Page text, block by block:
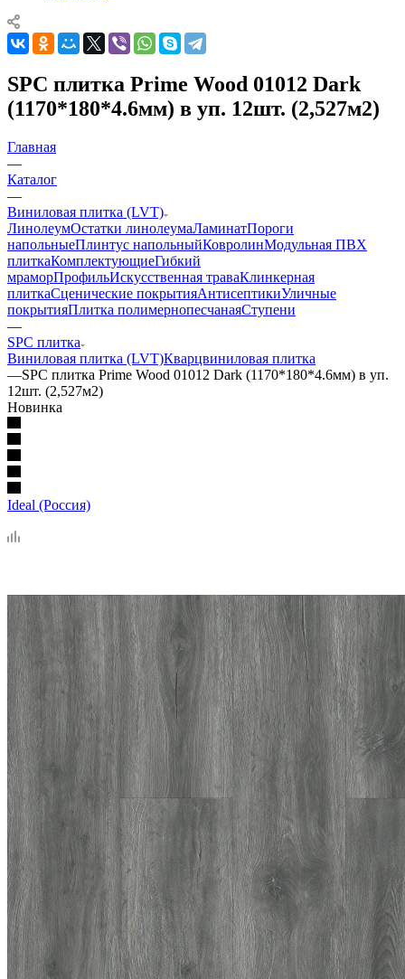
SPC плитка Prime Wood 01012 Dark
(1170*180*4.6мм) в уп. 12шт. (2,527м2)
Главная
—
Каталог
—
Виниловая плитка (LVT)
ЛинолеумОстатки линолеумаЛаминатПороги
напольныеПлинтус напольныйКовролинМодульная ПВХ
плиткаКомплектующиеГибкий
мраморПрофильИскусственная траваКлинкерная
плиткаСценические покрытияАнтисептикиУличные
покрытияПлитка полимернопесчанаяСтупени
—
SPC плитка
Виниловая плитка (LVT)Кварцвиниловая плитка
—SPC плитка Prime Wood 01012 Dark (1170*180*4.6мм) в уп.
12шт. (2,527м2)
Новинка
Ideal (Россия)